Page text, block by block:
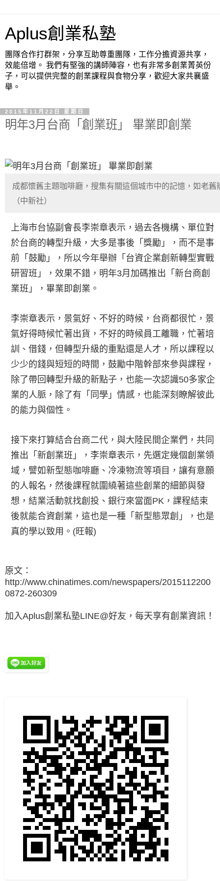
Aplus創業私塾
團隊合作打群架，分享互助尊重團隊，工作分擔資源共享，
效能倍增。 我們有堅強的講師陣容，也有非常多創業菁英份
子，可以提供完整的創業課程與食物分享，歡迎大家共襄盛
舉。
2015年11月22日 星期日
明年3月台商「創業班」 畢業即創業
成都懷舊主題咖啡廳，搜集有關這個城市中的記憶，如老
（中新社）
上海市台協副會長李崇章表示，過去各機構、單位對
於台商的轉型升級，大多是事後「獎勵」，而不是事
前「鼓勵」，所以今年舉辦「台資企業創新轉型實戰
研習班」，效果不錯，明年3月加碼推出「新台商創
業班」，畢業即創業。
李崇章表示，景氣好、不好的時候，台商都很忙，景
氣好得時候忙著出貨，不好的時候員工離職，忙著培
訓、借錢，但轉型升級的重點還是人才，所以課程以
少少的錢與短短的時間，鼓勵中階幹部來參與課程，
除了帶回轉型升級的新點子，也能一次認識50多家企
業的人脈，除了有「同學」情感，也能深刻瞭解彼此
的能力與個性。
接下來打算結合台商二代，與大陸民間企業們，共同
推出「新創業班」，李崇章表示，先選定幾個創業領
域，譬如新型態咖啡廳、冷凍物流等項目，讓有意願
的人報名，然後課程就圍繞著這些創業的細節與發
想，結業活動就找創投、銀行來當面PK，課程結束
後就能合資創業，這也是一種「新型態眾創」，也是
真的學以致用。(旺報)
原文：
http://www.chinatimes.com/newspapers/2015112200
0872-260309
加入Aplus創業私塾LINE@好友，每天享有創業資訊！